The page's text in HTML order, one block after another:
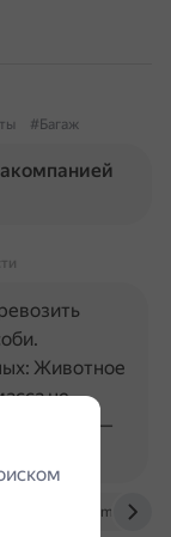
#Багаж
flyone-air.com.ru
Животное
не
величина —